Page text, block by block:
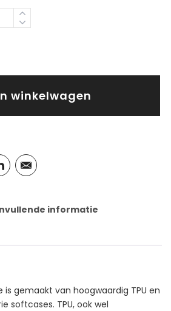
winkelwagen
informatie
is gemaakt van hoogwaardig TPU en
softcases. TPU, ook wel